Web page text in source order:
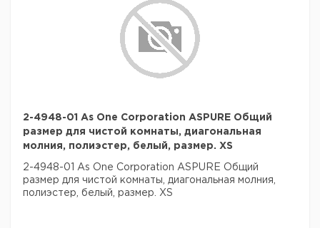
2-4948-01 As One Corporation ASPURE Общий
размер для чистой комнаты, диагональная
молния, полиэстер, белый, размер. XS
2-4948-01 As One Corporation ASPURE Общий
размер для чистой комнаты, диагональная молния,
полиэстер, белый, размер. XS